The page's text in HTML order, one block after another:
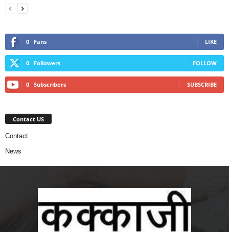
0 Fans LIKE
0 Followers FOLLOW
0 Subscribers SUBSCRIBE
Contact US
Contact
News